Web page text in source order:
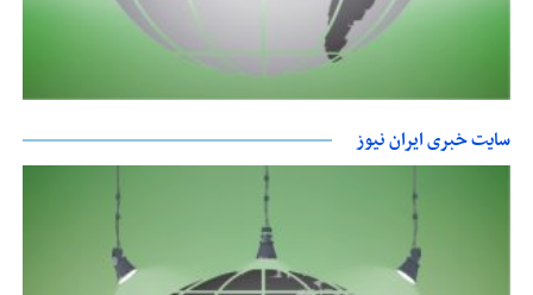
سایت خبری ایران نیوز